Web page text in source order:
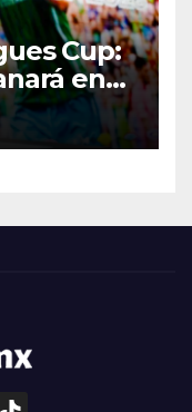
Cup:
en